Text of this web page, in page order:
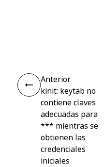
Anterior
kinit: keytab no
contiene claves
adecuadas para
*** mientras se
obtienen las
credenciales
iniciales